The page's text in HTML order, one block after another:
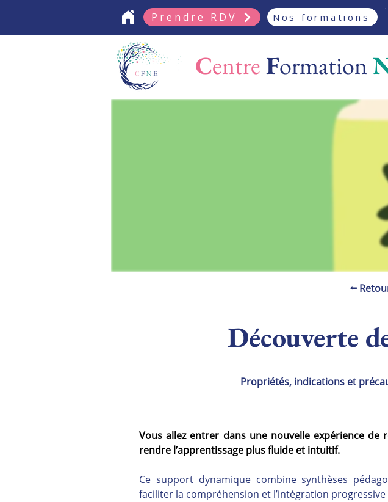
Prendre RDV Nos formations
CentreFormation
⭠
Découverte
Propriétés, indications et
Vous allez entrer dans une nouvelle expérience
rendre l’apprentissage plus fluide et intuitif.
Ce support dynamique combine synthèses
faciliter la compréhension et l’intégration